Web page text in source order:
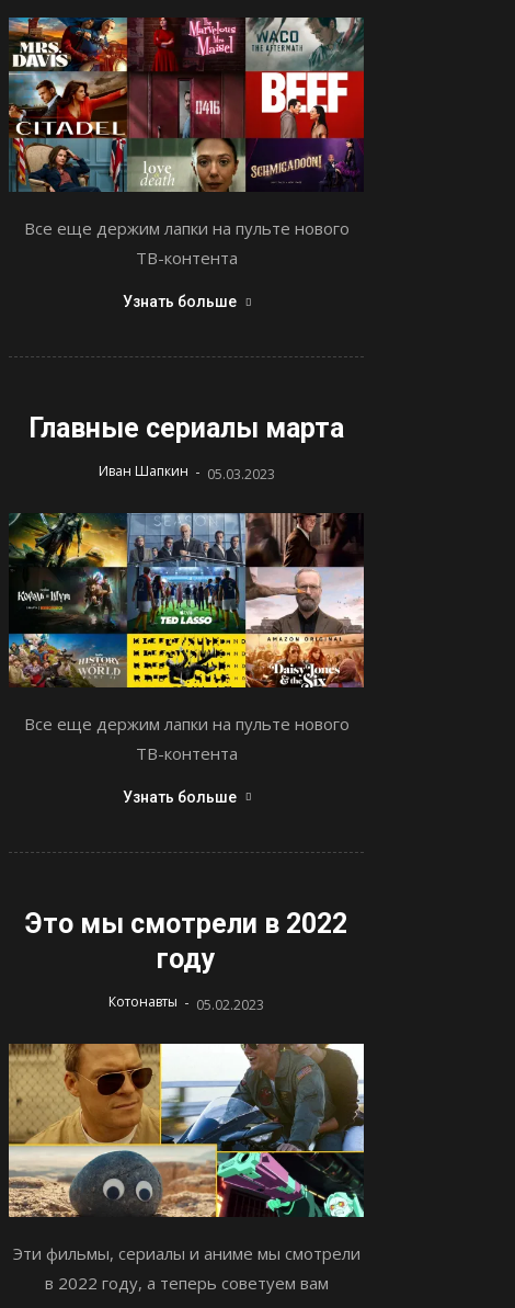
Все еще держим лапки на пульте нового
ТВ-контента
Узнать больше
Главные сериалы марта
Иван Шапкин - 05.03.2023
Все еще держим лапки на пульте нового
ТВ-контента
Узнать больше
Это мы смотрели в 2022
году
Котонавты - 05.02.2023
Эти фильмы, сериалы и аниме мы смотрели
в 2022 году, а теперь советуем вам